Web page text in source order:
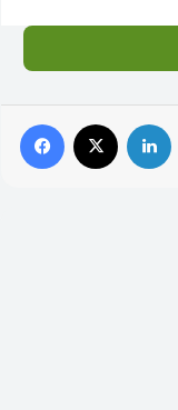
Facebook